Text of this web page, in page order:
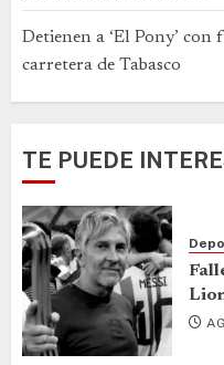
Detienen a ‘El Pony’
carretera de Tabasco
TE PUEDE